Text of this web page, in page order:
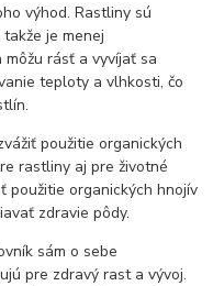
výhod. Rastliny sú
je menej
rásť a vyvíjať sa
teploty a vlhkosti, čo
použitie organických
rastliny aj pre životné
použitie organických hnojív
zdravie pôdy.
sám o sebe
pre zdravý rast a vývoj.